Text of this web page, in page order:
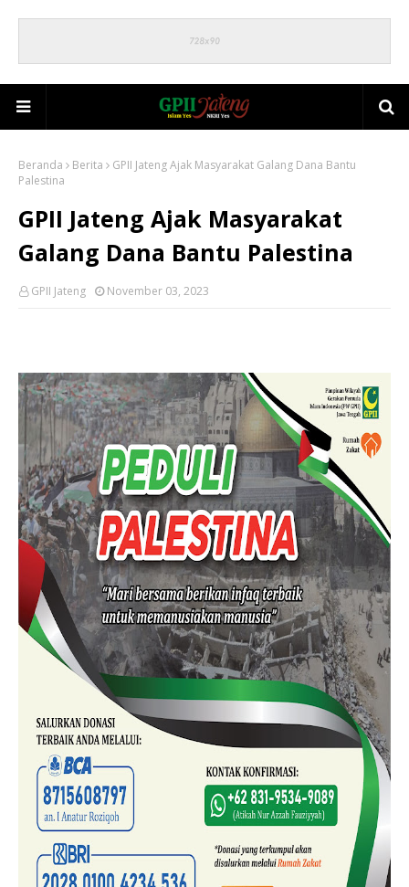
Beranda Berita
GPII Jateng Ajak Masyarakat Galang Dana Bantu
Palestina
GPII Jateng Ajak Masyarakat
Galang Dana Bantu Palestina
GPII Jateng November 03, 2023